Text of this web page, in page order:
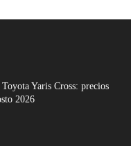
Yaris Cross: precios
2026